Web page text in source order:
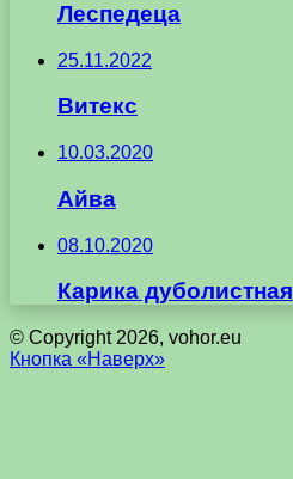
Леспедеца
25.11.2022
Витекс
10.03.2020
Айва
08.10.2020
Карика дуболистная
© Copyright 2026, vohor.eu
Кнопка «Наверх»